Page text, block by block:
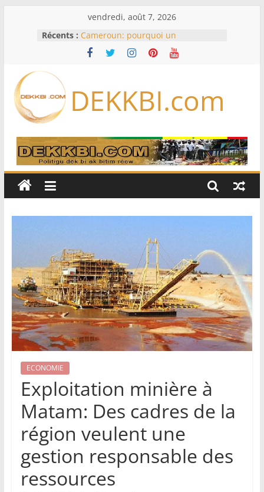
vendredi, août 7, 2026
Récents : Cameroun: pourquoi un
remaniement au sommet de
l’armée alors que Paul Biya est hors
logiciels écrits par l’IA, dominé par
Anthropic et OpenAI
Disney s’associe à TikTok pour tirer
davantage profit de ses univers
légendaires
France – Algérie: l’affaire Mehdi
policière contre le narcotrafic
DEKKBI.com
ECONOMIE
Exploitation minière à
Matam: Des cadres de la
région veulent une
gestion responsable des
ressources